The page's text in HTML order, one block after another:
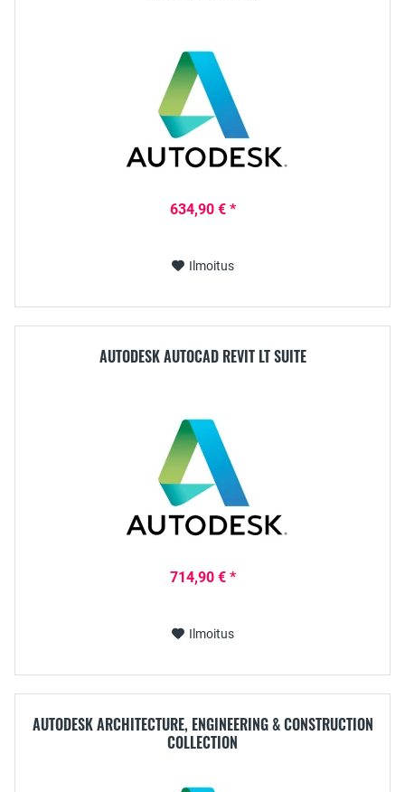
634,90 € *
Ilmoitus
AUTODESK AUTOCAD REVIT LT SUITE
714,90 € *
Ilmoitus
AUTODESK ARCHITECTURE, ENGINEERING & CONSTRUCTION
COLLECTION